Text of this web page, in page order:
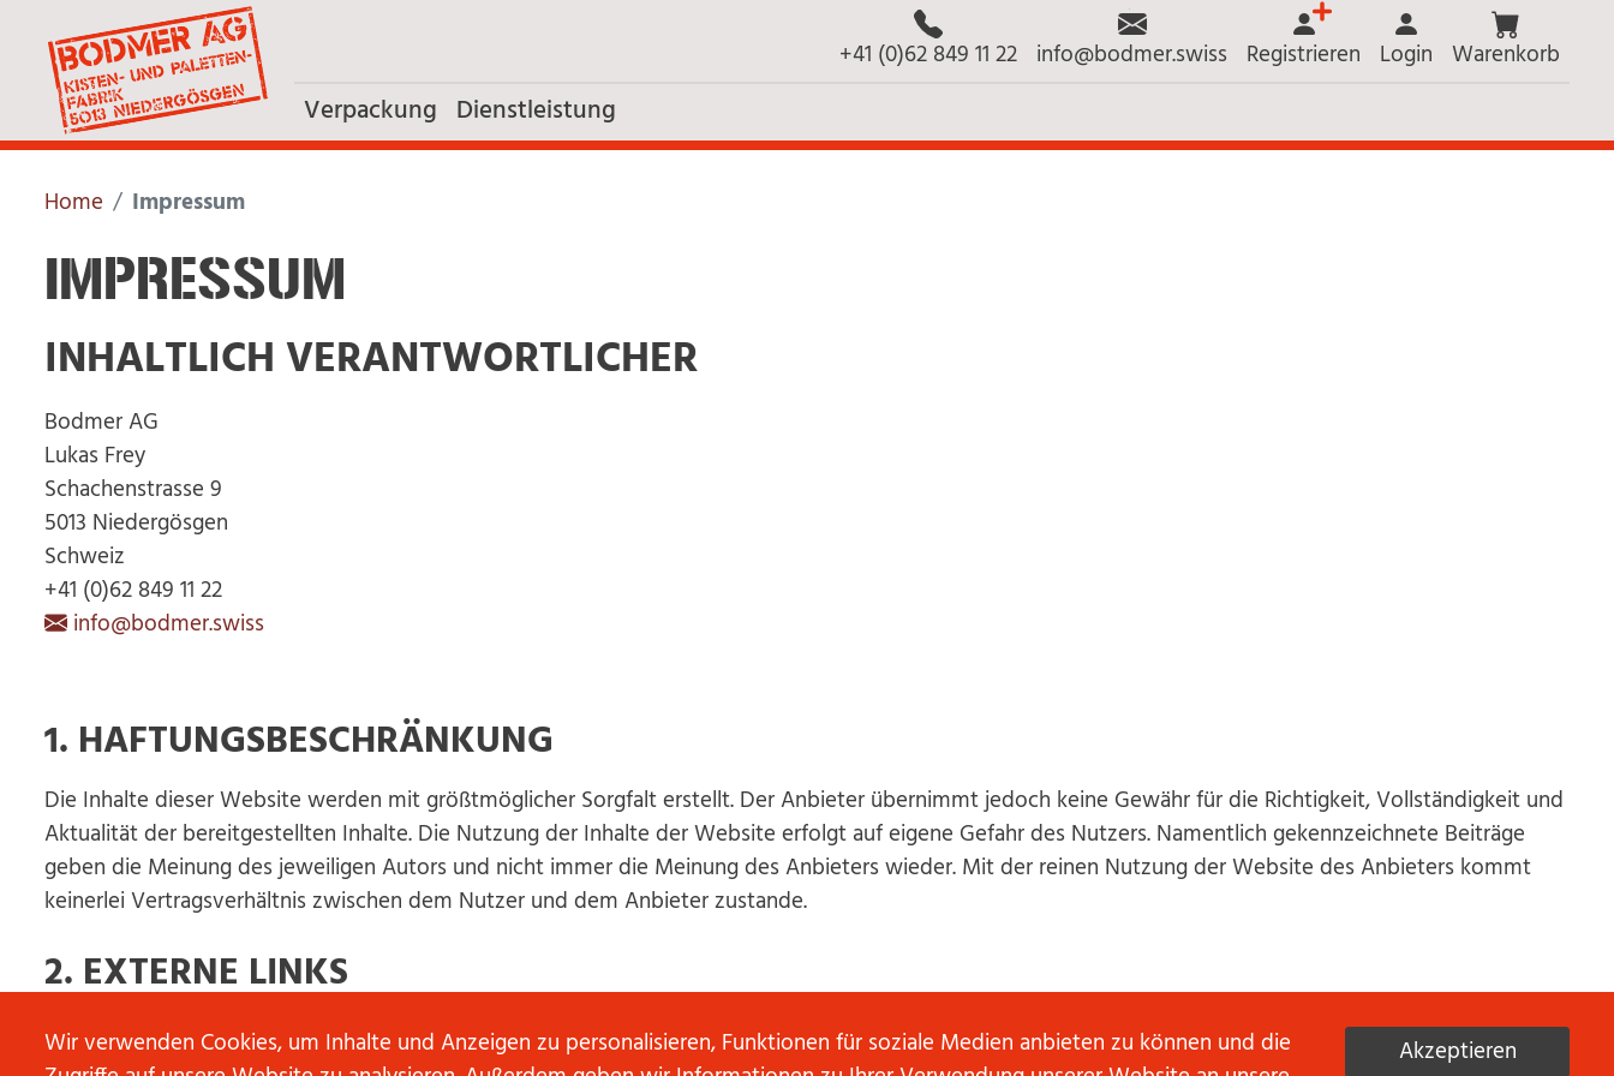
+41 (0)62 849 11 22 info@bodmer.swiss Registrieren Login Warenkorb
Verpackung Dienstleistung
Home Impressum
IMPRESSUM
INHALTLICH VERANTWORTLICHER
Bodmer AG
Lukas Frey
Schachenstrasse 9
5013 Niedergösgen
Schweiz
+41 (0)62 849 11 22
info@bodmer.swiss
1. HAFTUNGSBESCHRÄNKUNG
Die Inhalte dieser Website werden mit größtmöglicher Sorgfalt erstellt. Der Anbieter übernimmt jedoch keine Gewähr für die Richtigkeit, Vollständigkeit und
Aktualität der bereitgestellten Inhalte. Die Nutzung der Inhalte der Website erfolgt auf eigene Gefahr des Nutzers. Namentlich gekennzeichnete Beiträge
geben die Meinung des jeweiligen Autors und nicht immer die Meinung des Anbieters wieder. Mit der reinen Nutzung der Website des Anbieters kommt
keinerlei Vertragsverhältnis zwischen dem Nutzer und dem Anbieter zustande.
2. EXTERNE LINKS
Diese Website enthält Verknüpfungen zu Websites Dritter (“externe Links”). Diese Websites unterliegen der Haftung der jeweiligen Betreiber. Der Anbieter
hat bei der erstmaligen Verknüpfung der externen Links die fremden Inhalte daraufhin überprüft, ob etwaige Rechtsverstöße bestehen. Zu dem Zeitpunkt
Wir verwenden Cookies, um Inhalte und Anzeigen zu personalisieren, Funktionen für soziale Medien anbieten zu können und die
Akzeptieren